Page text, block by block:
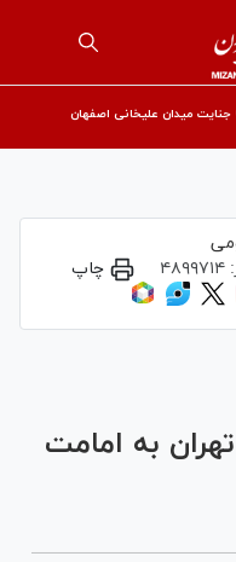
جنایت میدان علیخانی اصفهان
۴۸۹۹۷۱۴ چاپ
به امامت